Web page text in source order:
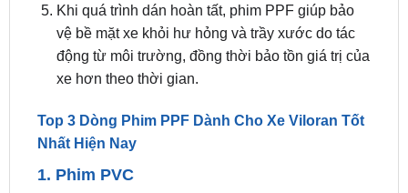
động từ môi trường, đồng thời bảo tồn giá trị của
xe hơn theo thời gian.
Top 3 Dòng Phim PPF Dành Cho Xe Viloran Tốt
1. Phim PVC
đầu tiên trên thị trường, được làm từ vật liệu cứng,